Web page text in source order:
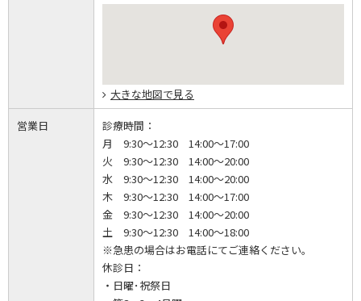
大きな地図で見る
営業日
診療時間：
月 9:30～12:30 14:00～17:00
火 9:30～12:30 14:00～20:00
水 9:30～12:30 14:00～20:00
木 9:30～12:30 14:00～17:00
金 9:30～12:30 14:00～20:00
土 9:30～12:30 14:00～18:00
※急患の場合はお電話にてご連絡ください。
休診日：
・日曜･祝祭日